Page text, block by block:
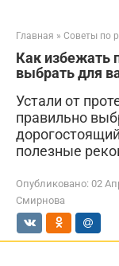
Главная » Советы по
Как избежать
выбрать для
Устали от
правильно
полезные
Опубликовано: 02
Смирнова